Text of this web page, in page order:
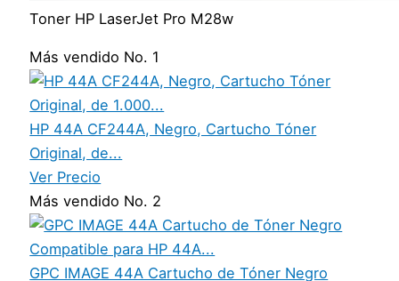
Toner HP LaserJet Pro M28w
Más vendido No. 1
HP 44A CF244A, Negro, Cartucho Tóner
Original, de...
Ver Precio
Más vendido No. 2
GPC IMAGE 44A Cartucho de Tóner Negro